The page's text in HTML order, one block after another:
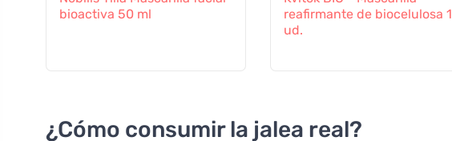
bioactiva 50 ml
reafirmante de biocelulosa 1
ud.
¿Cómo consumir la jalea real?